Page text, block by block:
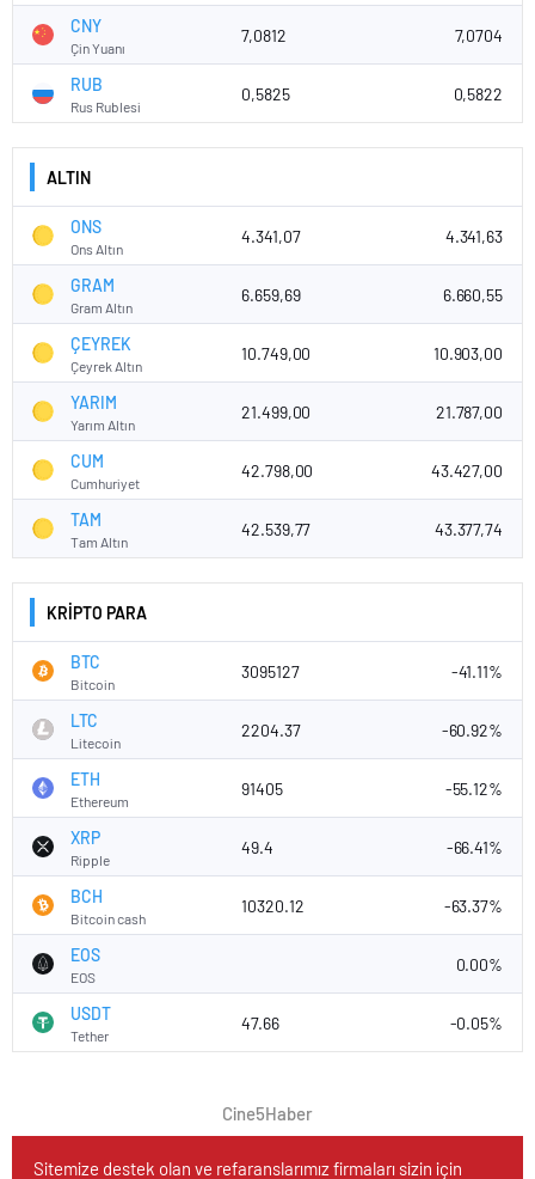
CNY
Çin Yuanı
7,0812 7,0704
RUB
Rus Rublesi
0,5825 0,5822
ALTIN
ONS
Ons Altın
4.341,07 4.341,63
GRAM
Gram Altın
6.659,69 6.660,55
ÇEYREK
Çeyrek Altın
10.749,00 10.903,00
YARIM
Yarım Altın
21.499,00 21.787,00
CUM
Cumhuriyet
42.798,00 43.427,00
TAM
Tam Altın
42.539,77 43.377,74
KRİPTO PARA
BTC
Bitcoin
3095127 -41.11%
LTC
Litecoin
2204.37 -60.92%
ETH
Ethereum
91405 -55.12%
XRP
Ripple
49.4 -66.41%
BCH
Bitcoin cash
10320.12 -63.37%
EOS
EOS
0.00%
USDT
Tether
47.66 -0.05%
Cine5Haber
Sitemize destek olan ve refaranslarımız firmaları sizin için